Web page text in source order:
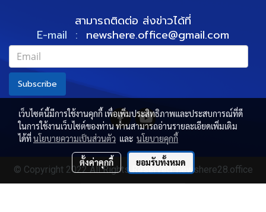
สามารถติดต่อ ส่งข่าวได้ที่
E-mail : newshere.office@gmail.com
Subscribe
© Copyright 2022 All Rights Reserved. newshere28.office
เว็บไซต์นี้มีการใช้งานคุกกี้ เพื่อเพิ่มประสิทธิภาพและประสบการณ์ที่ดี
ในการใช้งานเว็บไซต์ของท่าน ท่านสามารถอ่านรายละเอียดเพิ่มเติม
ได้ที่นโยบายความเป็นส่วนตัว และ นโยบายคุกกี้
ตั้งค่าคุกกี้ ยอมรับทั้งหมด